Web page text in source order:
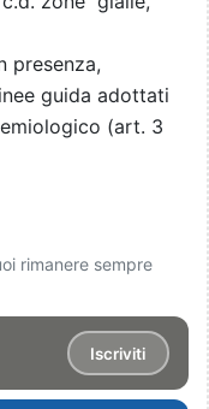
presenza,
guida adottati
(art. 3
rimanere sempre
Iscriviti